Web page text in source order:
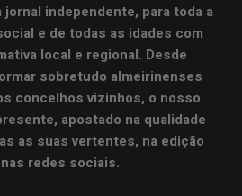
jornal independente, para toda a
e de todas as idades com
local e regional. Desde
sobretudo almeirinenses
concelhos vizinhos, o nosso
apostado na qualidade
as suas vertentes, na edição
redes sociais.